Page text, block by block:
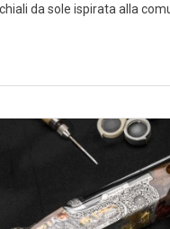
da sole ispirata alla